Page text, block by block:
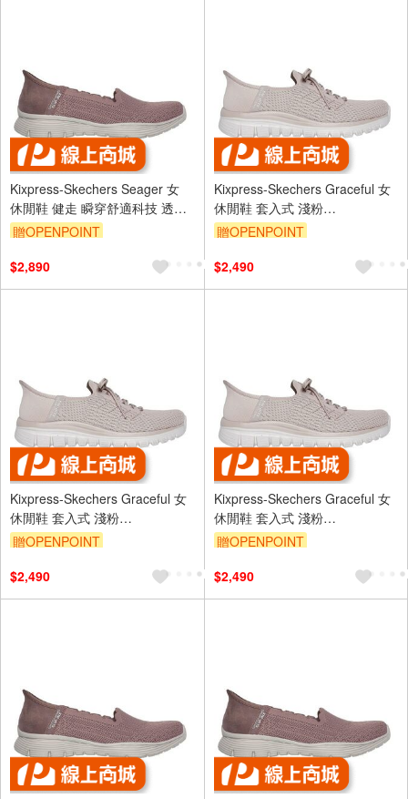
Kixpress-Skechers Seager 女
休閒鞋 健走 瞬穿舒適科技 透氣
緩震 藕粉 [158980MVE]
贈OPENPOINT
$2,890
Kixpress-Skechers Graceful 女
休閒鞋 套入式 淺粉
[100736TPE]
贈OPENPOINT
$2,490
Kixpress-Skechers Graceful 女
休閒鞋 套入式 淺粉
[100736TPE]
贈OPENPOINT
$2,490
Kixpress-Skechers Graceful 女
休閒鞋 套入式 淺粉
[100736TPE]
贈OPENPOINT
$2,490